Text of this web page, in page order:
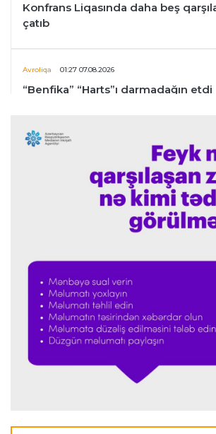
Konfrans Liqasında daha beş
çatıb
Avroliqa 01:27 07.08.2026
“Benfika” “Harts”ı darmadağın etdi
İspaniya L.L.
"Barselona" Mərakeş klubuna
planlaşdırılan yoldaşlıq oyununu
23:59 06.08.2026
"Prezident səlahiyyətlərindən sui-
Formula-1 23:51 06.08.2026
"Antonelli çox etibarlı pilota çevrilib"
Formula-1 23:44 06.08.2026
"Antonelli mövsümün ən yaxşı